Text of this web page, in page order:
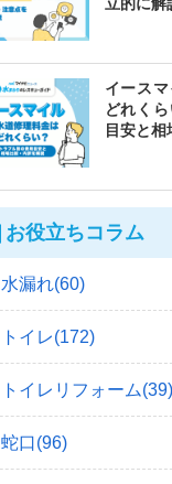
立的に解
イース
どれく
目安と
お役立ちコラム
水漏れ(60)
トイレ(172)
トイレリフォーム(39)
蛇口(96)